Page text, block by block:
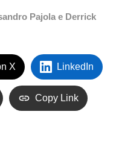
Pajola e Derrick
X LinkedIn
Copy Link